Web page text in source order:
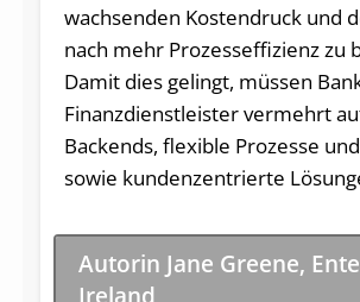
wachsenden Kostendruck und
nach mehr Prozesseffizienz zu
Damit dies gelingt, müssen
Finanzdienstleister vermehrt
Backends, flexible Prozesse
sowie kundenzentrierte
Autorin Jane Greene,
Ireland